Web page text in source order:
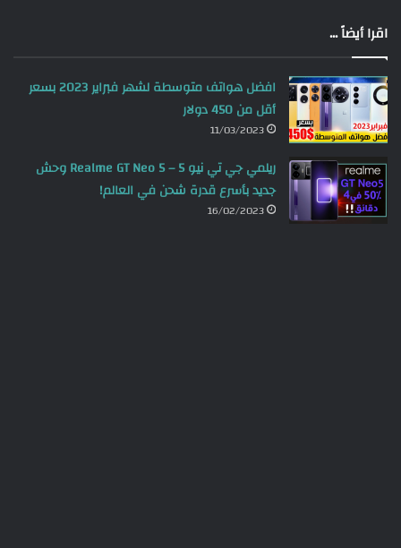
اقرا أيضاً ...
افضل هواتف متوسطة لشهر فبراير 2023 بسعر
أقل من 450 دولار
11/03/2023
ريلمي جي تي نيو 5 – Realme GT Neo 5 وحش
جديد بأسرع قدرة شحن في العالم!
16/02/2023